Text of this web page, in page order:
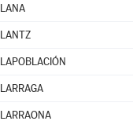
LANA
LANTZ
LAPOBLACIÓN
LARRAGA
LARRAONA